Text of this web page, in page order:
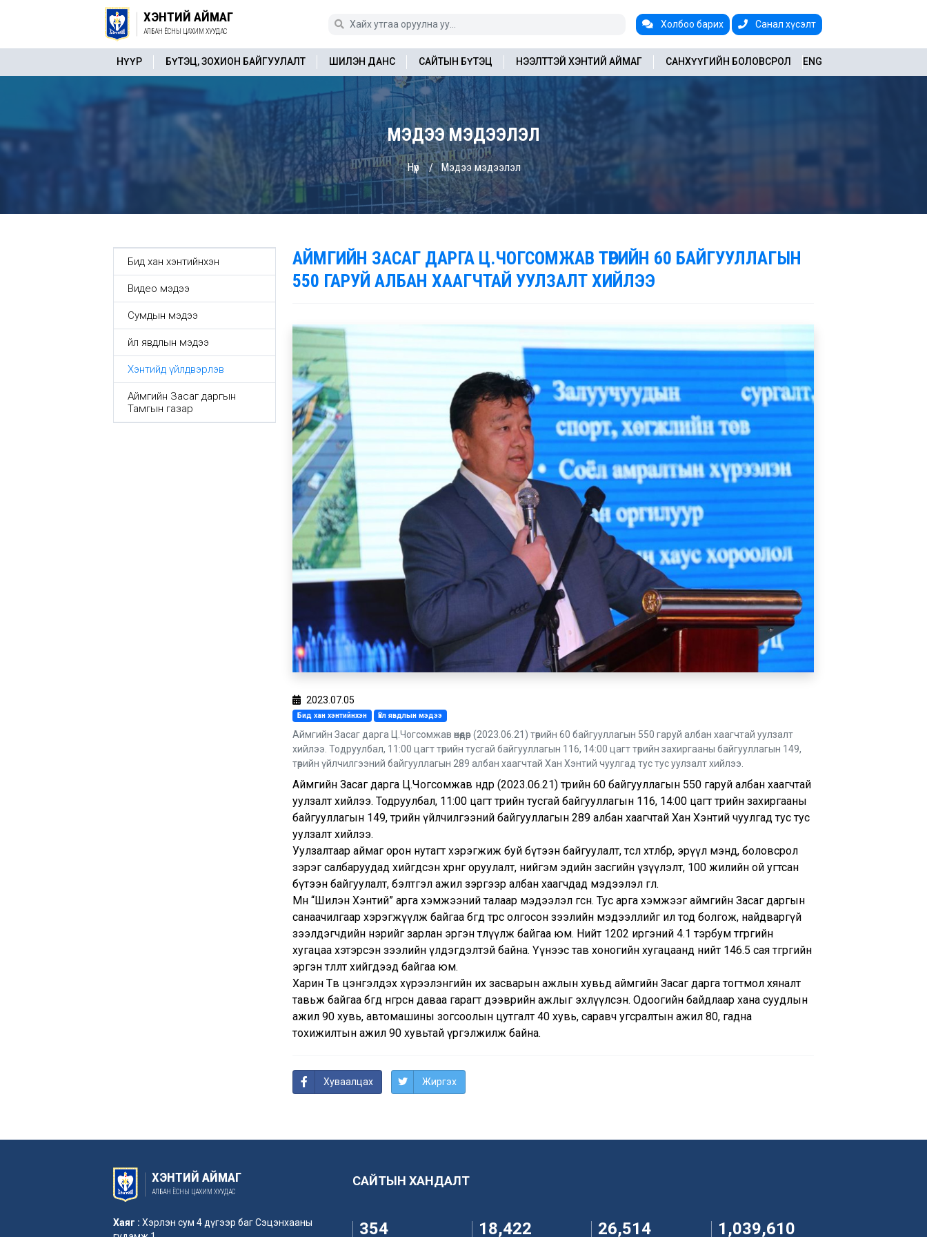
Холбоо барих Санал хүсэлт
ХЭНТИЙ АЙМАГ
АЛБАН ЁСНЫ ЦАХИМ ХУУДАС
ENG
НҮҮР БҮТЭЦ, ЗОХИОН БАЙГУУЛАЛТ ШИЛЭН ДАНС САЙТЫН БҮТЭЦ НЭЭЛТТЭЙ ХЭНТИЙ АЙМАГ САНХҮҮГИЙН БОЛОВСРОЛ
МЭДЭЭ МЭДЭЭЛЭЛ
Нүүр Мэдээ мэдээлэл
Бид хан хэнтийнхэн
Видео мэдээ
Сумдын мэдээ
Үйл явдлын мэдээ
Хэнтийд үйлдвэрлэв
Аймгийн Засаг даргын
Тамгын газар
АЙМГИЙН ЗАСАГ ДАРГА Ц.ЧОГСОМЖАВ ТӨРИЙН 60 БАЙГУУЛЛАГЫН
550 ГАРУЙ АЛБАН ХААГЧТАЙ УУЛЗАЛТ ХИЙЛЭЭ
2023.07.05
Бид хан хэнтийнхэн Үйл явдлын мэдээ
Аймгийн Засаг дарга Ц.Чогсомжав өнөөдөр (2023.06.21) төрийн 60 байгууллагын 550 гаруй албан хаагчтай уулзалт
хийлээ. Тодруулбал, 11:00 цагт төрийн тусгай байгууллагын 116, 14:00 цагт төрийн захиргааны байгууллагын 149,
төрийн үйлчилгээний байгууллагын 289 албан хаагчтай Хан Хэнтий чуулгад тус тус уулзалт хийлээ.
Аймгийн Засаг дарга Ц.Чогсомжав өнөөдөр (2023.06.21) төрийн 60 байгууллагын 550 гаруй албан хаагчтай
уулзалт хийлээ. Тодруулбал, 11:00 цагт төрийн тусгай байгууллагын 116, 14:00 цагт төрийн захиргааны
байгууллагын 149, төрийн үйлчилгээний байгууллагын 289 албан хаагчтай Хан Хэнтий чуулгад тус тус
уулзалт хийлээ.
Уулзалтаар аймаг орон нутагт хэрэгжиж буй бүтээн байгуулалт, төсөл хөтөлбөр, эрүүл мэнд, боловсрол
зэрэг салбаруудад хийгдсэн хөрөнгө оруулалт, нийгэм эдийн засгийн үзүүлэлт, 100 жилийн ой угтсан
бүтээн байгуулалт, бэлтгэл ажил зэргээр албан хаагчдад мэдээлэл өглөө.
Мөн “Шилэн Хэнтий” арга хэмжээний талаар мэдээлэл өгсөн. Тус арга хэмжээг аймгийн Засаг даргын
санаачилгаар хэрэгжүүлж байгаа бөгөөд төрөөс олгосон зээлийн мэдээллийг ил тод болгож, найдваргүй
зээлдэгчдийн нэрийг зарлан эргэн төлүүлж байгаа юм. Нийт 1202 иргэний 4.1 тэрбум төгрөгийн
хугацаа хэтэрсэн зээлийн үлдэгдэлтэй байна. Үүнээс тав хоногийн хугацаанд нийт 146.5 сая төгрөгийн
эргэн төлөлт хийгдээд байгаа юм.
Харин Төв цэнгэлдэх хүрээлэнгийн их засварын ажлын хувьд аймгийн Засаг дарга тогтмол хяналт
тавьж байгаа бөгөөд өнгөрсөн даваа гарагт дээврийн ажлыг эхлүүлсэн. Одоогийн байдлаар хана суудлын
ажил 90 хувь, автомашины зогсоолын цутгалт 40 хувь, саравч угсралтын ажил 80, гадна
тохижилтын ажил 90 хувьтай үргэлжилж байна.
Хуваалцах Жиргэх
ХЭНТИЙ АЙМАГ
АЛБАН ЁСНЫ ЦАХИМ ХУУДАС
Хаяг : Хэрлэн сум 4 дүгээр баг Сэцэнхааны
САЙТЫН ХАНДАЛТ
354 18,422 26,514 1,039,610